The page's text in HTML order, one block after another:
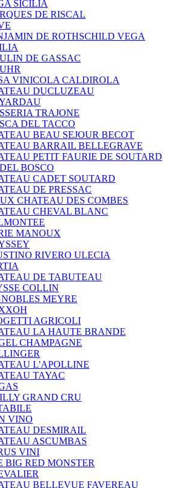
SICILIA
DE RISCAL
DE ROTHSCHILD VEGA
DE GASSAC
VINICOLA CALDIROLA
DUCLUZEAU
TRAJONE
DEL TACCO
BEAU SEJOUR BECOT
BARRAIL BELLEGRAVE
PETIT FAURIE DE SOUTARD
BOSCO
CADET SOUTARD
DE PRESSAC
CHATEAU DES COMBES
CHEVAL BLANC
MANOUX
RIVERO ULECIA
DE TABUTEAU
COLLIN
MEYRE
AGRICOLI
LA HAUTE BRANDE
CHAMPAGNE
L'APOLLINE
TAYAC
GRAND CRU
VINO
DESMIRAIL
ASCUMBAS
VINI
BIG RED MONSTER
BELLEVUE FAVEREAU